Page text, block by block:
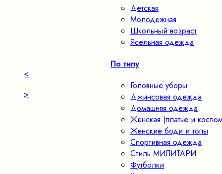
Детская
Молодежная
Школьный возраст
Ясельная одежда
По типу
Головные уборы
Джинсовая одежда
Домашняя одежда
Женская (платье и
Женские боди и топы
Спортивная одежда
Стиль МИЛИТАРИ
Футболки
<
>